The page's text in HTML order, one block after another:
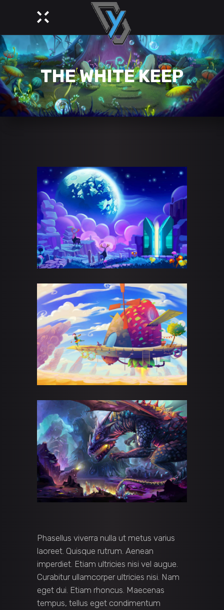
THE WHITE KEEP
Phasellus viverra nulla ut metus varius
laoreet. Quisque rutrum. Aenean
imperdiet. Etiam ultricies nisi vel augue.
Curabitur ullamcorper ultricies nisi. Nam
eget dui. Etiam rhoncus. Maecenas
tempus, tellus eget condimentum